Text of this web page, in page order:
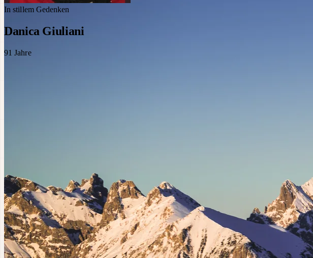
In stillem Gedenken
Danica Giuliani
91 Jahre